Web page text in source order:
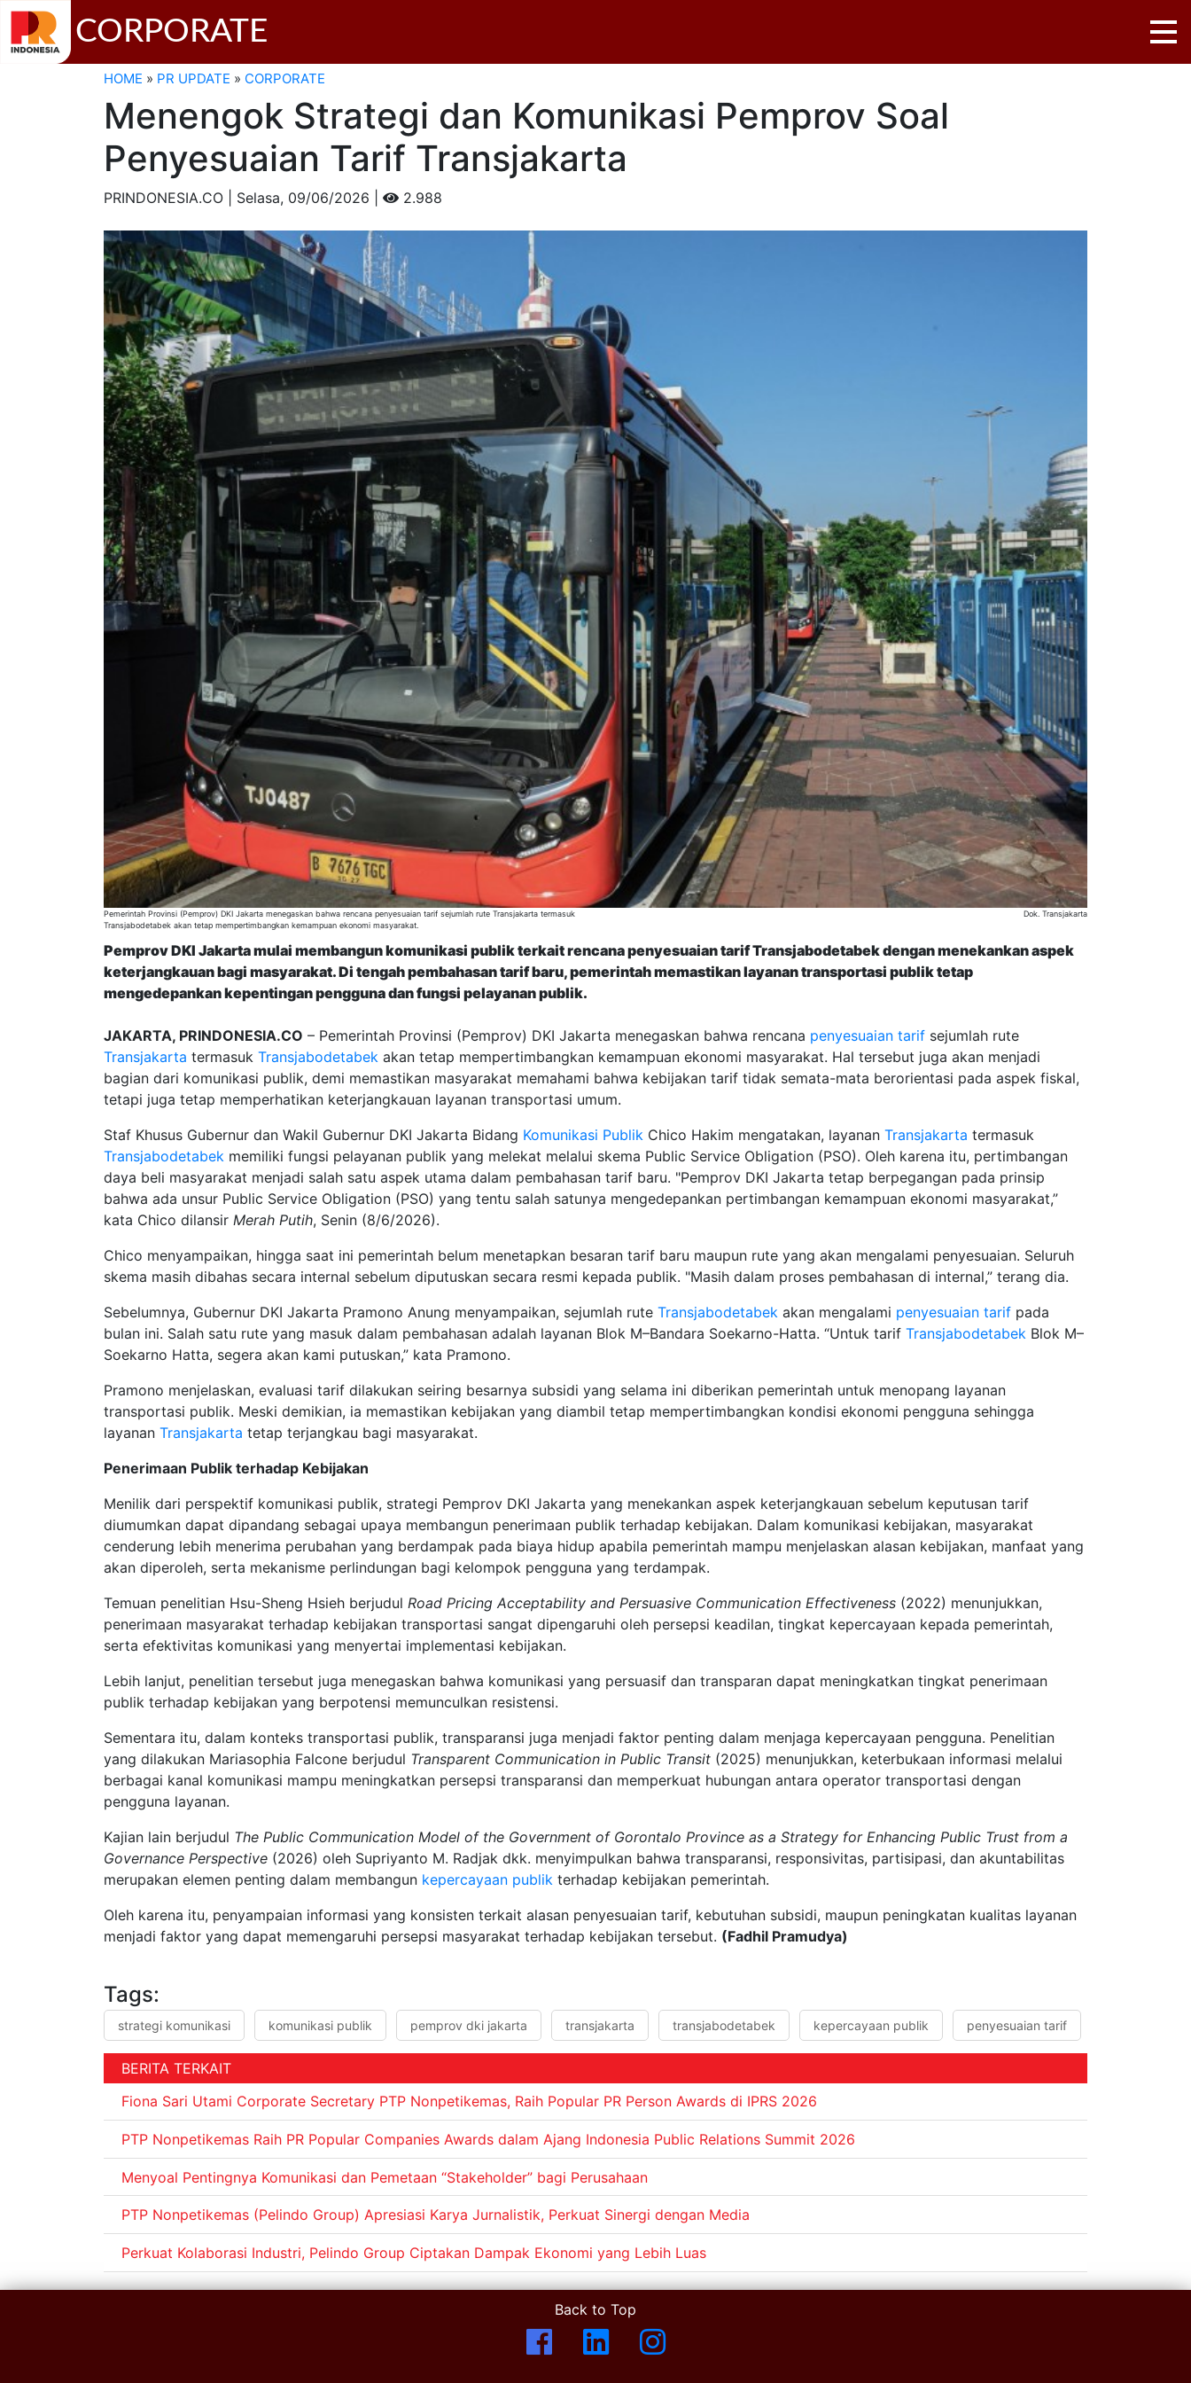
CORPORATE
HOME » PR UPDATE » CORPORATE
Menengok Strategi dan Komunikasi Pemprov Soal
Penyesuaian Tarif Transjakarta
PRINDONESIA.CO | Selasa, 09/06/2026 | 2.988
Pemerintah Provinsi (Pemprov) DKI Jakarta menegaskan bahwa rencana penyesuaian tarif sejumlah rute Transjakarta termasuk
Transjabodetabek akan tetap mempertimbangkan kemampuan ekonomi masyarakat.
Dok. Transjakarta
Pemprov DKI Jakarta mulai membangun komunikasi publik terkait rencana penyesuaian tarif Transjabodetabek dengan menekankan aspek
keterjangkauan bagi masyarakat. Di tengah pembahasan tarif baru, pemerintah memastikan layanan transportasi publik tetap
mengedepankan kepentingan pengguna dan fungsi pelayanan publik.
JAKARTA, PRINDONESIA.CO – Pemerintah Provinsi (Pemprov) DKI Jakarta menegaskan bahwa rencana penyesuaian tarif sejumlah rute
Transjakarta termasuk Transjabodetabek akan tetap mempertimbangkan kemampuan ekonomi masyarakat. Hal tersebut juga akan menjadi
bagian dari komunikasi publik, demi memastikan masyarakat memahami bahwa kebijakan tarif tidak semata-mata berorientasi pada aspek fiskal,
tetapi juga tetap memperhatikan keterjangkauan layanan transportasi umum.
Staf Khusus Gubernur dan Wakil Gubernur DKI Jakarta Bidang Komunikasi Publik Chico Hakim mengatakan, layanan Transjakarta termasuk
Transjabodetabek memiliki fungsi pelayanan publik yang melekat melalui skema Public Service Obligation (PSO). Oleh karena itu, pertimbangan
daya beli masyarakat menjadi salah satu aspek utama dalam pembahasan tarif baru. "Pemprov DKI Jakarta tetap berpegangan pada prinsip
bahwa ada unsur Public Service Obligation (PSO) yang tentu salah satunya mengedepankan pertimbangan kemampuan ekonomi masyarakat,”
kata Chico dilansir Merah Putih, Senin (8/6/2026).
Chico menyampaikan, hingga saat ini pemerintah belum menetapkan besaran tarif baru maupun rute yang akan mengalami penyesuaian. Seluruh
skema masih dibahas secara internal sebelum diputuskan secara resmi kepada publik. "Masih dalam proses pembahasan di internal,” terang dia.
Sebelumnya, Gubernur DKI Jakarta Pramono Anung menyampaikan, sejumlah rute Transjabodetabek akan mengalami penyesuaian tarif pada
bulan ini. Salah satu rute yang masuk dalam pembahasan adalah layanan Blok M–Bandara Soekarno-Hatta. “Untuk tarif Transjabodetabek Blok M–
Soekarno Hatta, segera akan kami putuskan,” kata Pramono.
Pramono menjelaskan, evaluasi tarif dilakukan seiring besarnya subsidi yang selama ini diberikan pemerintah untuk menopang layanan
transportasi publik. Meski demikian, ia memastikan kebijakan yang diambil tetap mempertimbangkan kondisi ekonomi pengguna sehingga
layanan Transjakarta tetap terjangkau bagi masyarakat.
Penerimaan Publik terhadap Kebijakan
Menilik dari perspektif komunikasi publik, strategi Pemprov DKI Jakarta yang menekankan aspek keterjangkauan sebelum keputusan tarif
diumumkan dapat dipandang sebagai upaya membangun penerimaan publik terhadap kebijakan. Dalam komunikasi kebijakan, masyarakat
cenderung lebih menerima perubahan yang berdampak pada biaya hidup apabila pemerintah mampu menjelaskan alasan kebijakan, manfaat yang
akan diperoleh, serta mekanisme perlindungan bagi kelompok pengguna yang terdampak.
Temuan penelitian Hsu-Sheng Hsieh berjudul Road Pricing Acceptability and Persuasive Communication Effectiveness (2022) menunjukkan,
penerimaan masyarakat terhadap kebijakan transportasi sangat dipengaruhi oleh persepsi keadilan, tingkat kepercayaan kepada pemerintah,
serta efektivitas komunikasi yang menyertai implementasi kebijakan.
Lebih lanjut, penelitian tersebut juga menegaskan bahwa komunikasi yang persuasif dan transparan dapat meningkatkan tingkat penerimaan
publik terhadap kebijakan yang berpotensi memunculkan resistensi.
Sementara itu, dalam konteks transportasi publik, transparansi juga menjadi faktor penting dalam menjaga kepercayaan pengguna. Penelitian
yang dilakukan Mariasophia Falcone berjudul Transparent Communication in Public Transit (2025) menunjukkan, keterbukaan informasi melalui
berbagai kanal komunikasi mampu meningkatkan persepsi transparansi dan memperkuat hubungan antara operator transportasi dengan
pengguna layanan.
Kajian lain berjudul The Public Communication Model of the Government of Gorontalo Province as a Strategy for Enhancing Public Trust from a
Governance Perspective (2026) oleh Supriyanto M. Radjak dkk. menyimpulkan bahwa transparansi, responsivitas, partisipasi, dan akuntabilitas
merupakan elemen penting dalam membangun kepercayaan publik terhadap kebijakan pemerintah.
Oleh karena itu, penyampaian informasi yang konsisten terkait alasan penyesuaian tarif, kebutuhan subsidi, maupun peningkatan kualitas layanan
menjadi faktor yang dapat memengaruhi persepsi masyarakat terhadap kebijakan tersebut. (Fadhil Pramudya)
Tags:
strategi komunikasi komunikasi publik pemprov dki jakarta transjakarta transjabodetabek kepercayaan publik penyesuaian tarif
BERITA TERKAIT
Fiona Sari Utami Corporate Secretary PTP Nonpetikemas, Raih Popular PR Person Awards di IPRS 2026
PTP Nonpetikemas Raih PR Popular Companies Awards dalam Ajang Indonesia Public Relations Summit 2026
Menyoal Pentingnya Komunikasi dan Pemetaan “Stakeholder” bagi Perusahaan
PTP Nonpetikemas (Pelindo Group) Apresiasi Karya Jurnalistik, Perkuat Sinergi dengan Media
Perkuat Kolaborasi Industri, Pelindo Group Ciptakan Dampak Ekonomi yang Lebih Luas
Back to Top